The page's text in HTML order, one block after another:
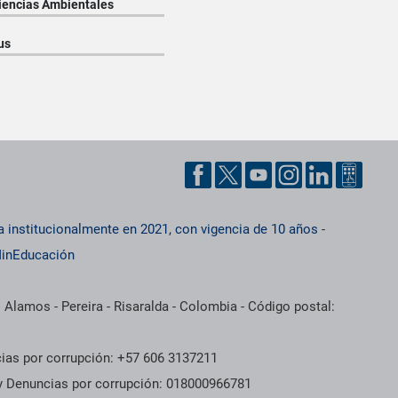
Ambientales
institucionalmente en 2021, con vigencia de 10 años -
Alamos - Pereira - Risaralda - Colombia - Código postal:
por corrupción: +57 606 3137211
por corrupción: 018000966781